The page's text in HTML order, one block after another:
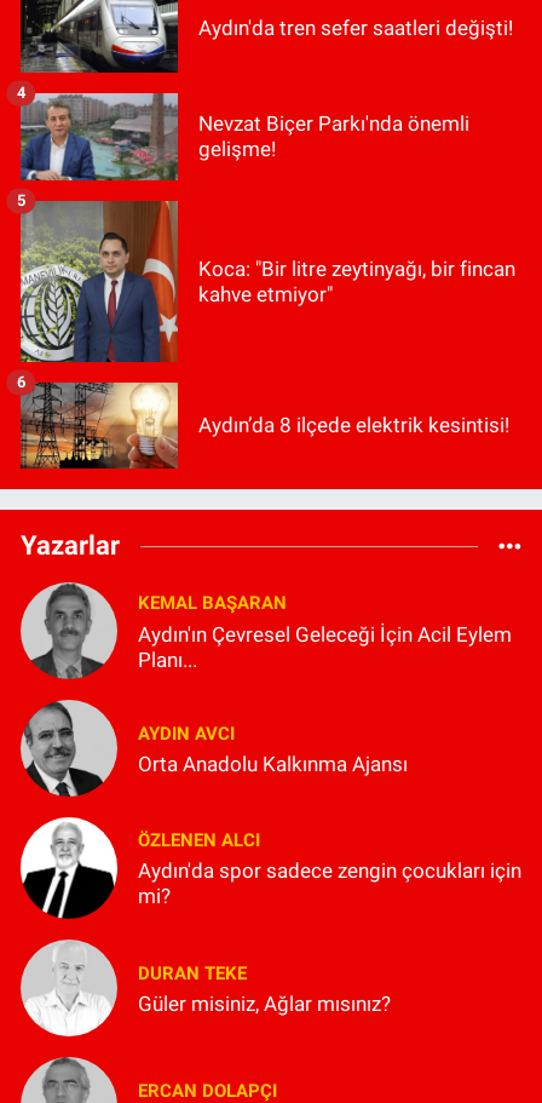
Aydın'da tren sefer saatleri değişti!
Nevzat Biçer Parkı'nda önemli
gelişme!
4
Koca: "Bir litre zeytinyağı, bir fincan
kahve etmiyor"
5
Aydın’da 8 ilçede elektrik kesintisi!
6
Yazarlar
KEMAL BAŞARAN
Aydın'ın Çevresel Geleceği İçin Acil Eylem
Planı...
AYDIN AVCI
Orta Anadolu Kalkınma Ajansı
ÖZLENEN ALCI
Aydın'da spor sadece zengin çocukları için
mi?
DURAN TEKE
Güler misiniz, Ağlar mısınız?
ERCAN DOLAPÇI